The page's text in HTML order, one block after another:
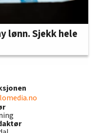
lønn. Sjekk hele